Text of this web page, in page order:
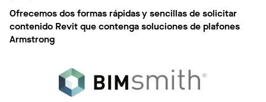
Ofrecemos dos formas rápidas y sencillas de solicitar
contenido Revit que contenga soluciones de plafones
Armstrong